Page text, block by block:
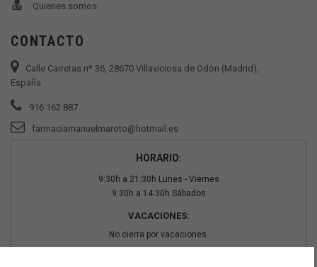
Quienes somos
CONTACTO
Calle Carretas nº 36, 28670 Villaviciosa de Odón (Madrid),
España
916 162 887
farmaciamanuelmaroto@hotmail.es
HORARIO:
9:30h a 21:30h Lunes - Viernes
9:30h a 14:30h Sábados
VACACIONES:
No cierra por vacaciones.